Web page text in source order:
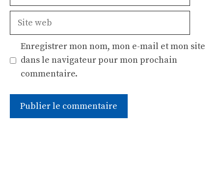
Site
Enregistrer mon nom, mon e-mail et mon site
dans le navigateur pour mon prochain
commentaire.